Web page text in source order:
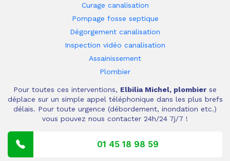
Curage canalisation
Pompage fosse septique
Dégorgement canalisation
Inspection vidéo canalisation
Assainissement
Plombier
Pour toutes ces interventions, Elbilia Michel, plombier se
déplace sur un simple appel téléphonique dans les plus brefs
délais. Pour toute urgence (débordement, inondation etc.)
vous pouvez nous contacter 24h/24 7j/7 !
01 45 18 98 59